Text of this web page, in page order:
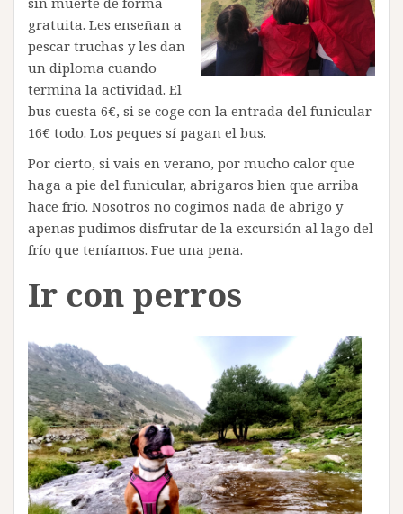
gratuita. Les enseñan a
pescar truchas y les dan
un diploma cuando
termina la actividad. El
bus cuesta 6€, si se coge con la entrada del funicular
16€ todo. Los peques sí pagan el bus.
Por cierto, si vais en verano, por mucho calor que
haga a pie del funicular, abrigaros bien que arriba
hace frío. Nosotros no cogimos nada de abrigo y
apenas pudimos disfrutar de la excursión al lago del
frío que teníamos. Fue una pena.
Ir con perros